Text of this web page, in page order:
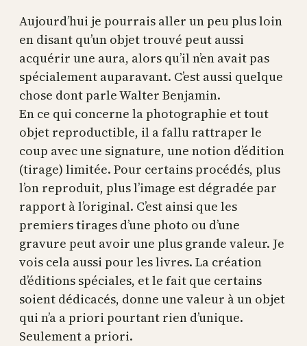
Aujourd’hui je pourrais aller un peu plus loin
en disant qu’un objet trouvé peut aussi
acquérir une aura, alors qu’il n’en avait pas
spécialement auparavant. C’est aussi quelque
chose dont parle Walter Benjamin.
En ce qui concerne la photographie et tout
objet reproductible, il a fallu rattraper le
coup avec une signature, une notion d’édition
(tirage) limitée. Pour certains procédés, plus
l’on reproduit, plus l’image est dégradée par
rapport à l’original. C’est ainsi que les
premiers tirages d’une photo ou d’une
gravure peut avoir une plus grande valeur. Je
vois cela aussi pour les livres. La création
d’éditions spéciales, et le fait que certains
soient dédicacés, donne une valeur à un objet
qui n’a a priori pourtant rien d’unique.
Seulement a priori.